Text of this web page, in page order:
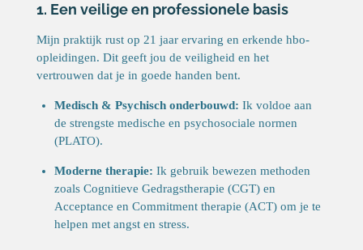
1. Een veilige en professionele basis
Mijn praktijk rust op 21 jaar ervaring en erkende hbo-
opleidingen. Dit geeft jou de veiligheid en het
vertrouwen dat je in goede handen bent.
Medisch & Psychisch onderbouwd: Ik voldoe aan
de strengste medische en psychosociale normen
(PLATO).
Moderne therapie: Ik gebruik bewezen methoden
zoals Cognitieve Gedragstherapie (CGT) en
Acceptance en Commitment therapie (ACT) om je te
helpen met angst en stress.